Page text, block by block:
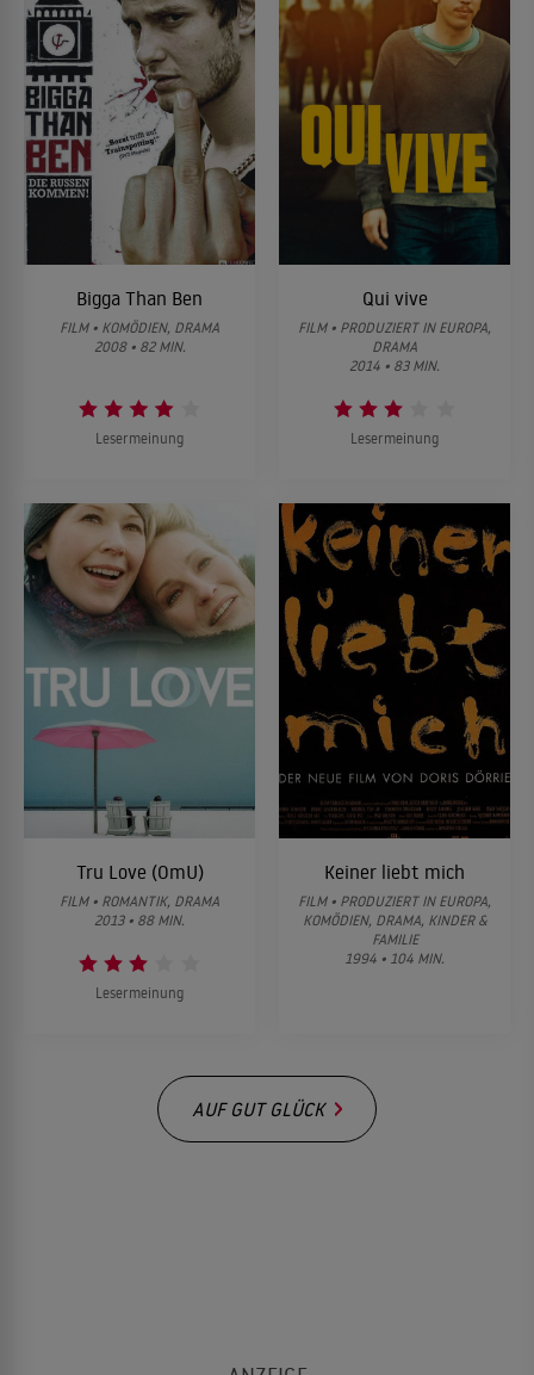
Bigga Than Ben
FILM • KOMÖDIEN, DRAMA
2008 • 82 MIN.
Lesermeinung
Qui vive
FILM • PRODUZIERT IN EUROPA,
DRAMA
2014 • 83 MIN.
Lesermeinung
Tru Love (OmU)
FILM • ROMANTIK, DRAMA
2013 • 88 MIN.
Lesermeinung
Keiner liebt mich
FILM • PRODUZIERT IN EUROPA,
KOMÖDIEN, DRAMA, KINDER &
FAMILIE
1994 • 104 MIN.
AUF GUT GLÜCK